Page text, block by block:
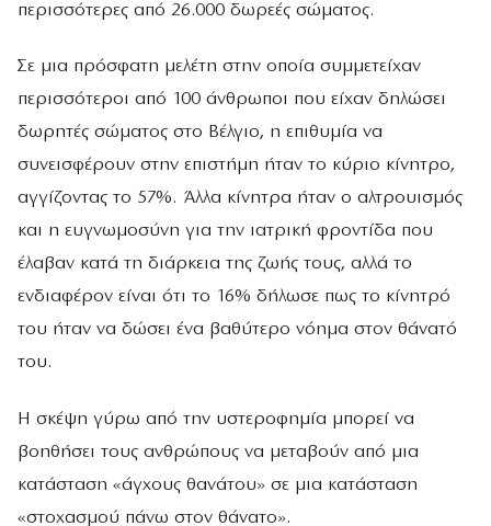
περισσότερες από 26.000 δωρεές σώματος.
Σε μια πρόσφατη μελέτη στην οποία συμμετείχαν
περισσότεροι από 100 άνθρωποι που είχαν δηλώσει
δωρητές σώματος στο Βέλγιο, η επιθυμία να
συνεισφέρουν στην επιστήμη ήταν το κύριο κίνητρο,
αγγίζοντας το 57%. Άλλα κίνητρα ήταν ο αλτρουισμός
και η ευγνωμοσύνη για την ιατρική φροντίδα που
έλαβαν κατά τη διάρκεια της ζωής τους, αλλά το
ενδιαφέρον είναι ότι το 16% δήλωσε πως το κίνητρό
του ήταν να δώσει ένα βαθύτερο νόημα στον θάνατό
του.
Η σκέψη γύρω από την υστεροφημία μπορεί να
βοηθήσει τους ανθρώπους να μεταβούν από μια
κατάσταση «άγχους θανάτου» σε μια κατάσταση
«στοχασμού πάνω στον θάνατο».